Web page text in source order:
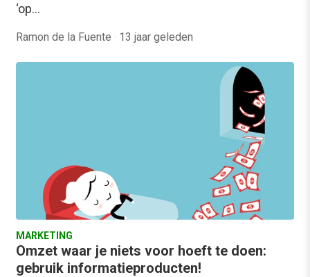
‘op…
Ramon de la Fuente · 13 jaar geleden
MARKETING
Omzet waar je niets voor hoeft te doen:
gebruik informatieproducten!